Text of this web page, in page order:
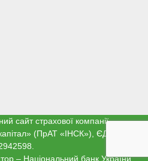
сайт страхової компанії
капітал» (ПрАТ «ІНСК»), ЄДРПОУ
– Національний банк України.